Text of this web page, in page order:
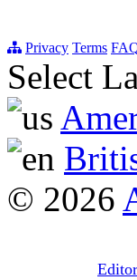
Privacy Terms
Select
© 2026